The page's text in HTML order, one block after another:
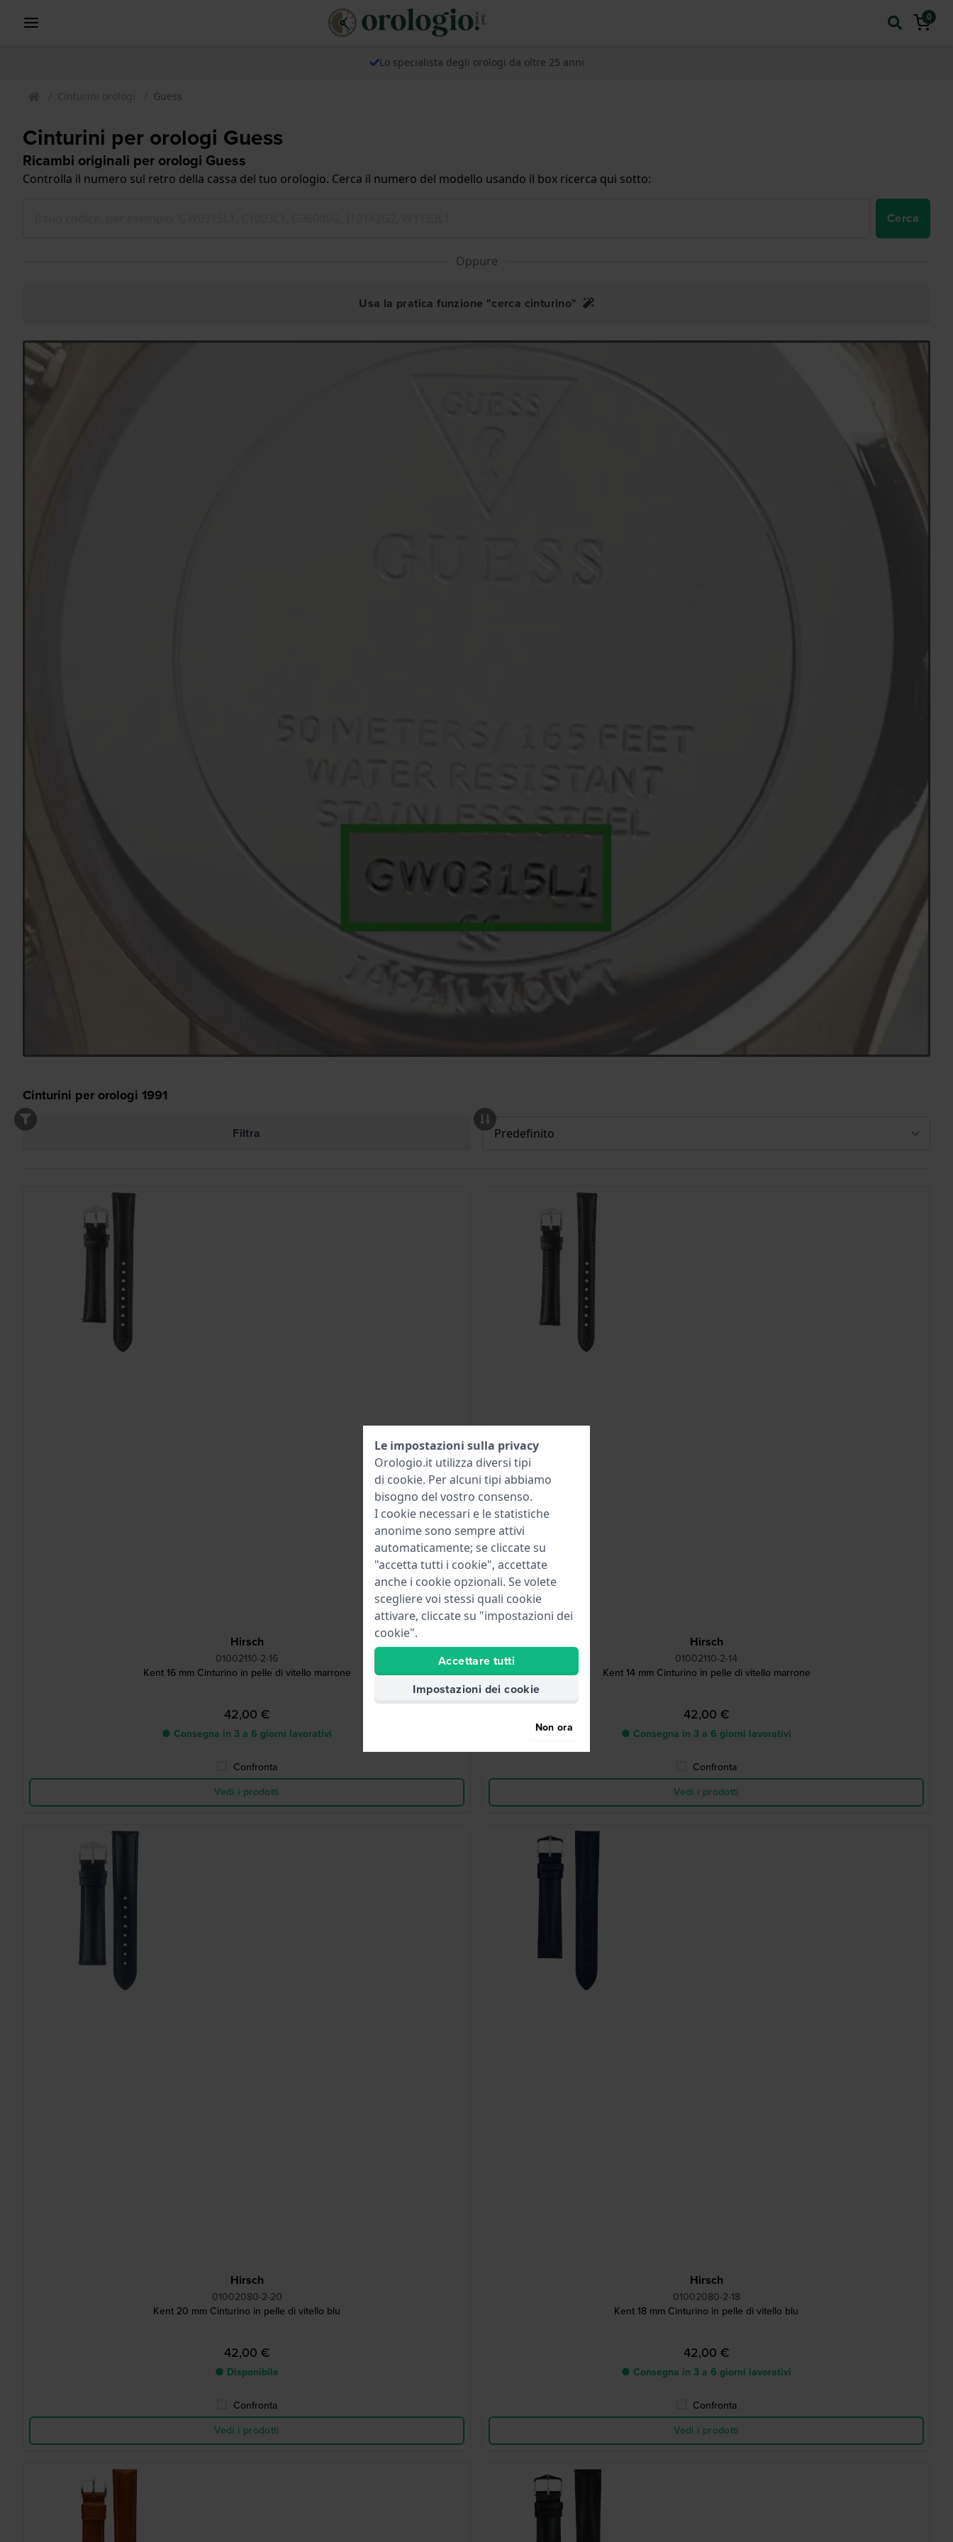
0
Lo specialista degli orologi da oltre 25 anni
Cinturini orologi Guess
Cinturini per orologi Guess
Ricambi originali per orologi Guess
Controlla il numero sul retro della cassa del tuo orologio. Cerca il numero del modello usando il box ricerca qui sotto:
Cerca
Oppure
Usa la pratica funzione "cerca cinturino"
Cinturini per orologi 1991
Filtra
Hirsch
01002110-2-16
Kent 16 mm Cinturino in pelle di vitello marrone
42,00 €
● Consegna in 3 a 6 giorni lavorativi
Confronta
Vedi i prodotti
Hirsch
01002110-2-14
Kent 14 mm Cinturino in pelle di vitello marrone
42,00 €
● Consegna in 3 a 6 giorni lavorativi
Confronta
Vedi i prodotti
Hirsch
01002080-2-20
Kent 20 mm Cinturino in pelle di vitello blu
42,00 €
● Disponibile
Confronta
Vedi i prodotti
Hirsch
01002080-2-18
Kent 18 mm Cinturino in pelle di vitello blu
42,00 €
● Consegna in 3 a 6 giorni lavorativi
Confronta
Vedi i prodotti
Le impostazioni sulla privacy
Orologio.it utilizza diversi tipi
di cookie. Per alcuni tipi abbiamo
bisogno del vostro consenso.
I cookie necessari e le statistiche
anonime sono sempre attivi
automaticamente; se cliccate su
"accetta tutti i cookie", accettate
anche i cookie opzionali. Se volete
scegliere voi stessi quali cookie
attivare, cliccate su "impostazioni dei
cookie".
Accettare tutti
Impostazioni dei cookie
Non ora